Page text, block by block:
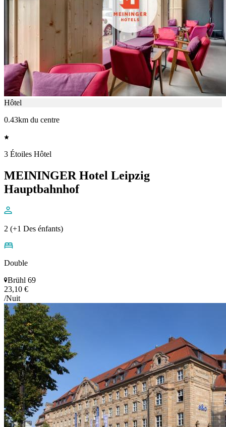
Hôtel
0.43km du centre
3 Étoiles Hôtel
MEININGER Hotel Leipzig
Hauptbahnhof
2 (+1 Des énfants)
Double
Brühl 69
23,10 €
/Nuit